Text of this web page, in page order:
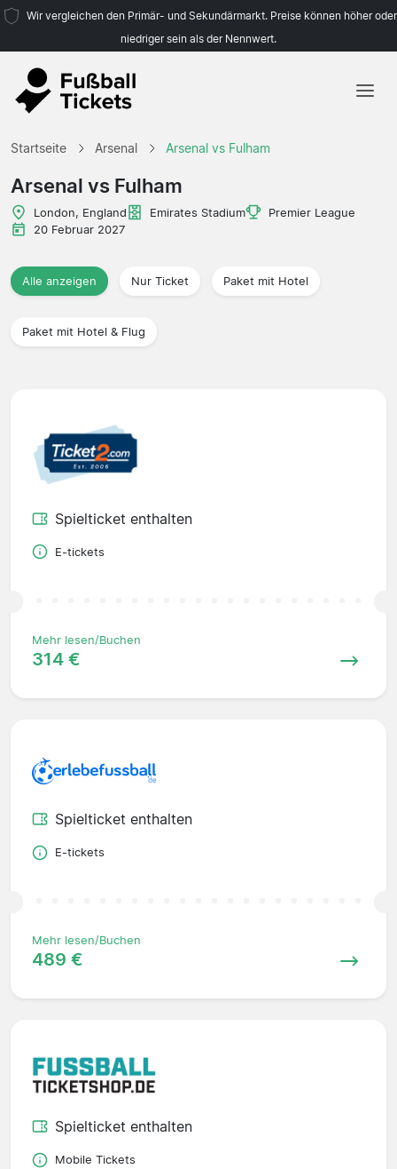
Wir vergleichen den Primär- und Sekundärmarkt. Preise können höher oder
niedriger sein als der Nennwert.
Startseite Arsenal Arsenal vs Fulham
Arsenal vs Fulham
London, England Emirates Stadium
Premier League
20 Februar 2027
Alle anzeigen Nur Ticket Paket mit Hotel
Paket mit Hotel & Flug
Spielticket enthalten
E-tickets
Mehr lesen/Buchen
314 €
Spielticket enthalten
E-tickets
Mehr lesen/Buchen
489 €
Spielticket enthalten
Mobile Tickets